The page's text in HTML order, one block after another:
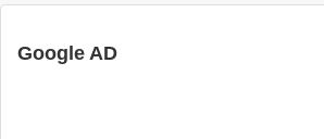
Google AD